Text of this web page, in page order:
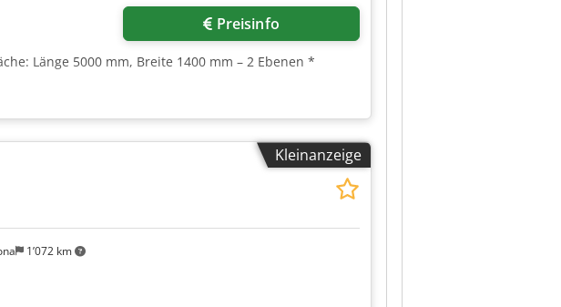
Preisinfo
Länge 5000 mm, Breite 1400 mm – 2 Ebenen *
Kleinanzeige
1’072 km